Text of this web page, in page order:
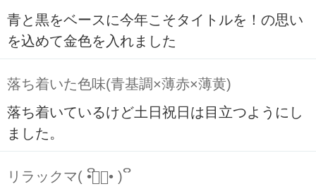
青と黒をベースに今年こそタイトルを！の思い
を込めて金色を入れました
落ち着いた色味(青基調×薄赤×薄黄)
落ち着いているけど土日祝日は目立つようにし
ました。
リラックマ( ິ•ᆺ⃘• )ິ